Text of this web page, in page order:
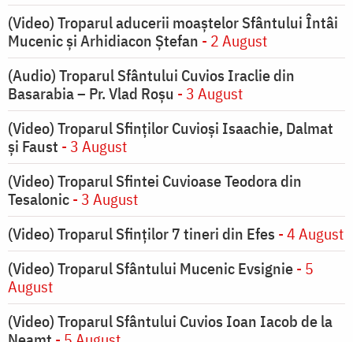
(Video) Troparul aducerii moaștelor Sfântului Întâi
Mucenic și Arhidiacon Ștefan - 2 August
(Audio) Troparul Sfântului Cuvios Iraclie din
Basarabia – Pr. Vlad Roșu - 3 August
(Video) Troparul Sfinților Cuvioși Isaachie, Dalmat
și Faust - 3 August
(Video) Troparul Sfintei Cuvioase Teodora din
Tesalonic- 3 August
(Video) Troparul Sfinților 7 tineri din Efes - 4 August
(Video) Troparul Sfântului Mucenic Evsignie- 5
August
(Video) Troparul Sfântului Cuvios Ioan Iacob de la